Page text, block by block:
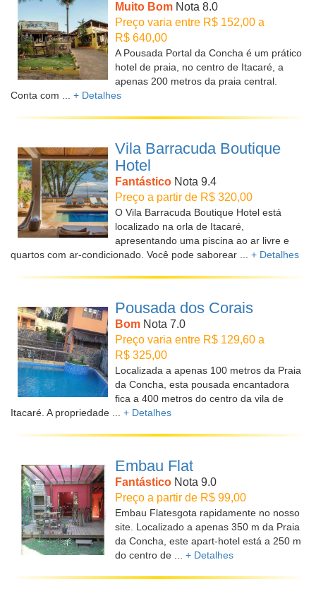
Muito Bom Nota 8.0
Preço varia entre R$ 152,00 a
R$ 640,00
A Pousada Portal da Concha é um prático
hotel de praia, no centro de Itacaré, a
apenas 200 metros da praia central.
Conta com ... + Detalhes
Vila Barracuda Boutique
Hotel
Fantástico Nota 9.4
Preço a partir de R$ 320,00
O Vila Barracuda Boutique Hotel está
localizado na orla de Itacaré,
apresentando uma piscina ao ar livre e
quartos com ar-condicionado. Você pode saborear ... + Detalhes
Pousada dos Corais
Bom Nota 7.0
Preço varia entre R$ 129,60 a
R$ 325,00
Localizada a apenas 100 metros da Praia
da Concha, esta pousada encantadora
fica a 400 metros do centro da vila de
Itacaré. A propriedade ... + Detalhes
Embau Flat
Fantástico Nota 9.0
Preço a partir de R$ 99,00
Embau Flatesgota rapidamente no nosso
site. Localizado a apenas 350 m da Praia
da Concha, este apart-hotel está a 250 m
do centro de ... + Detalhes